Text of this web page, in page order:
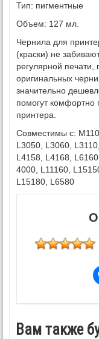
Тип: пигментные
Объем: 127 мл.
Чернила для
(краски) не
регулярной печати,
оригинальных
значительно
помогут комфортно
принтера.
Совместимы с:
L3050, L3060,
L4158, L4168,
4000, L11160,
L15180, L6580
Вам также